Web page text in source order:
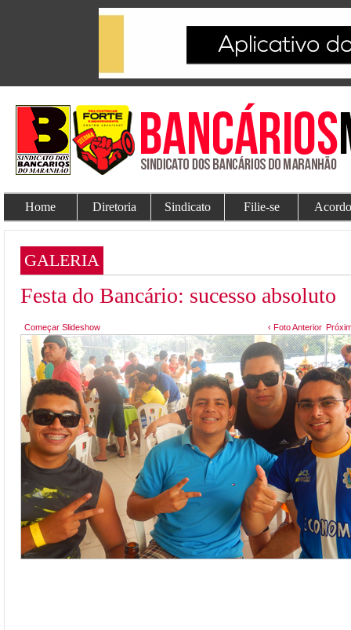
Home Diretoria Sindicato Filie-se
GALERIA
Festa do Bancário: sucesso absoluto
Começar Slideshow ‹ Foto Anterior